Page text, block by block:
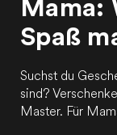
Mama:
Spaß
Suchst du
sind?
Master. Für